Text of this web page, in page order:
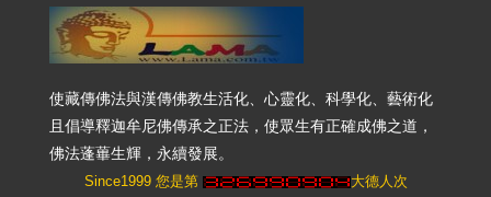
使藏傳佛法與漢傳佛教生活化、心靈化、科學化、藝術化
且倡導釋迦牟尼佛傳承之正法，使眾生有正確成佛之道，
佛法蓬蓽生輝，永續發展。
Since1999 您是第 大德人次